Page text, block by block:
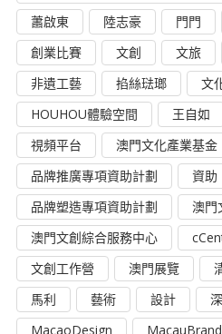
蕭啟東
陸志豪 門門
創業比賽
文創 文旅
非遺工藝
掐絲琺瑯 文
HOUHOU體驗空間
王自如
視頻平台
澳門文化產業基金
品牌推廣專項資助計劃
資助
品牌塑造專項資助計劃
澳門
澳門文創綜合服務中心
文創工作營
澳門展覽
馬利
藝術 設計
MacaoDesign
MacauBrand